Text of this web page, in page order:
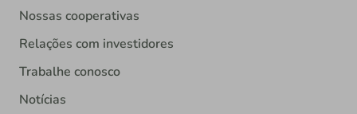
Nossas cooperativas
Relações com investidores
Trabalhe conosco
Notícias